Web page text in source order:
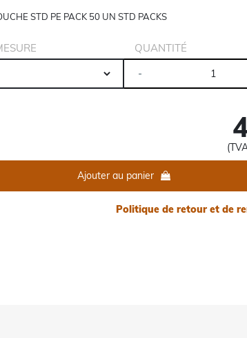
STD PE PACK 50 UN STD PACKS
QUANTITÉ
Ajouter au panier
Politique de retour et de